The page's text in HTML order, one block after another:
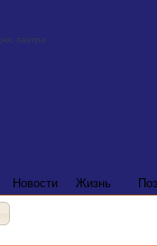
Новости Жизнь